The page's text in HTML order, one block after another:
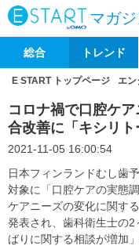
マガ
総合 トレンド
E START トップページ エン
コロナ禍で口腔ケ
合改善に「キシリ
2021-11-05 16:00:54
日本フィンランドむし歯
対象に「口腔ケアの実態
ケアニーズの変化に関す
発表され、歯科衛生士の
ばりに関する相談が増加